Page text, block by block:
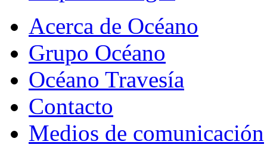
Acerca de Océano
Grupo Océano
Océano Travesía
Contacto
Medios de comunicación